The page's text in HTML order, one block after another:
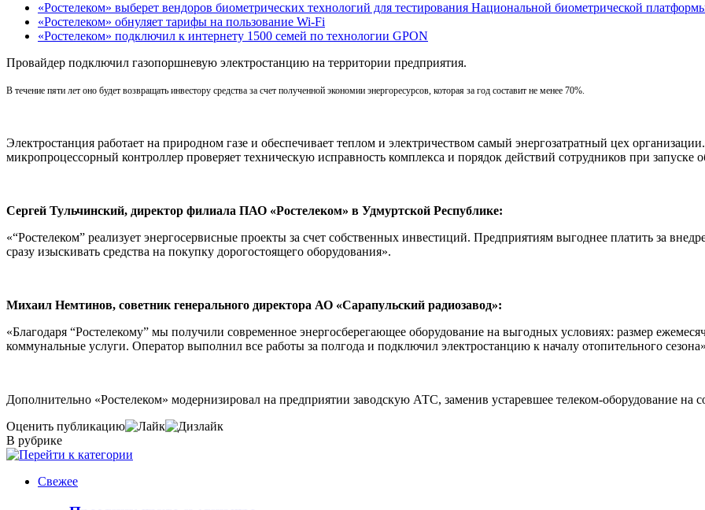
«Ростелеком» выберет вендоров биометрических технологий для тестирования Национальной биометрической
«Ростелеком» обнуляет тарифы на пользование Wi-Fi
«Ростелеком» подключил к интернету 1500 семей по технологии GPON
Провайдер подключил газопоршневую электростанцию на территории предприятия.
В течение пяти лет оно будет возвращать инвестору средства за счет полученной экономии энергоресурсов, которая за год составит не менее 70%.
Электростанция работает на природном газе и обеспечивает теплом и электричеством самый энергозатратный цех
микропроцессорный контроллер проверяет техническую исправность комплекса и порядок действий сотрудников при запуске
Сергей Тульчинский, директор филиала ПАО «Ростелеком» в Удмуртской Республике:
«“Ростелеком” реализует энергосервисные проекты за счет собственных инвестиций. Предприятиям выгоднее платить за
сразу изыскивать средства на покупку дорогостоящего оборудования».
Михаил Немтинов, советник генерального директора АО «Сарапульский радиозавод»:
«Благодаря “Ростелекому” мы получили современное энергосберегающее оборудование на выгодных условиях: размер
коммунальные услуги. Оператор выполнил все работы за полгода и подключил электростанцию к началу отопительного
Дополнительно «Ростелеком» модернизировал на предприятии заводскую АТС, заменив устаревшее телеком-оборудование на
Оценить публикацию
В рубрике
Свежее